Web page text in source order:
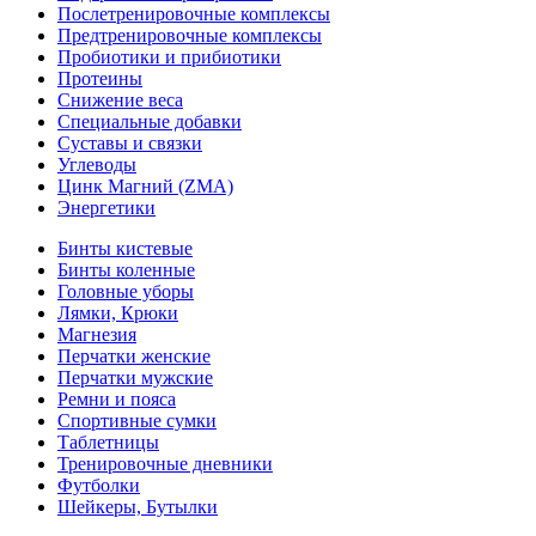
Послетренировочные комплексы
Предтренировочные комплексы
Пробиотики и прибиотики
Протеины
Снижение веса
Специальные добавки
Суставы и связки
Углеводы
Цинк Магний (ZMA)
Энергетики
Бинты кистевые
Бинты коленные
Головные уборы
Лямки, Крюки
Магнезия
Перчатки женские
Перчатки мужские
Ремни и пояса
Спортивные сумки
Таблетницы
Тренировочные дневники
Футболки
Шейкеры, Бутылки